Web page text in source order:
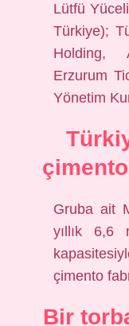
Lütfü
Türkiye);
Holding,
Erzurum
Yönetim
Gruba ait
yıllık 6,6
çimento
Bir